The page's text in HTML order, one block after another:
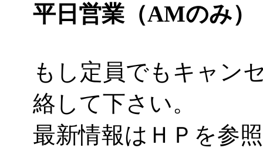
平日営業（AMのみ）
もし定員でもキャン
絡して下さい。
最新情報はＨＰを参